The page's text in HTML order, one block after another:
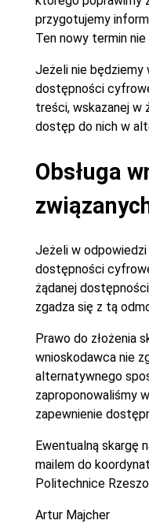
przygotujemy
Ten nowy termin
Jeżeli nie będziemy
dostępności
treści, wskazanej w
dostęp do nich w
Obsługa
Jeżeli w odpowiedzi
dostępności
żądanej
zgadza się z tą
Prawo do złożenia
wnioskodawca nie
alternatywnego
zaproponowaliśmy
zapewnienie
Ewentualną skargę
mailem do
Politechnice
Artur Majcher